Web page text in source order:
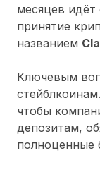
месяцев идёт
принятие
названием
Ключевым
чтобы
депозитам,
полноценные